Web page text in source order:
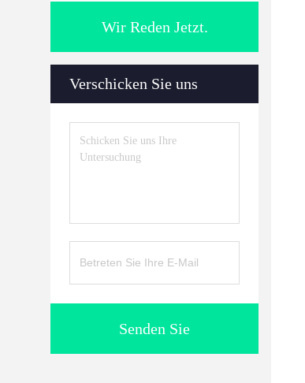
Wir Reden Jetzt.
Verschicken Sie uns
Senden Sie